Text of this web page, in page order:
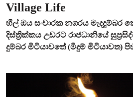
Village Life
හීල් ඔය සංචාරක නගරය මැදදුම්බර
දිස්ත්‍රික්කය උඩරට රාජධානියේ
දුම්බර මිටියාවතේ (මීදුම් මිටියාවත)